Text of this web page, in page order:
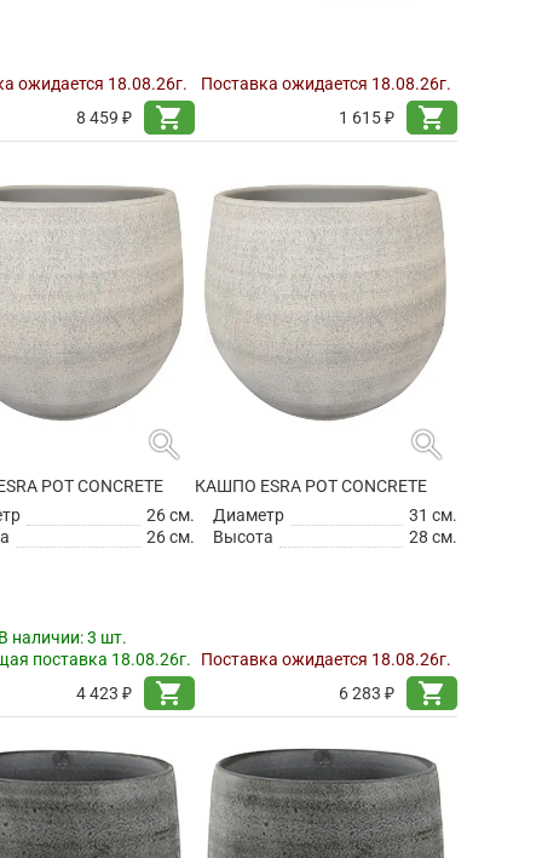
ожидается 18.08.26г.
8 459 ₽
shopping_cart
Поставка ожидается 18.08.26г.
1 615 ₽
shopping_cart
search
POT CONCRETE
26 см.
26 см.
наличии:3 шт.
поставка 18.08.26г.
4 423 ₽
shopping_cart
search
КАШПО ESRA POT CONCRETE
Диаметр
31 см.
Высота
28 см.
Поставка ожидается 18.08.26г.
6 283 ₽
shopping_cart